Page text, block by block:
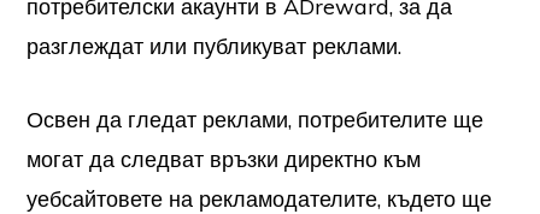
потребителски акаунти в ADreward, за да
разглеждат или публикуват реклами.
Освен да гледат реклами, потребителите ще
могат да следват връзки директно към
уебсайтовете на рекламодателите, където ще